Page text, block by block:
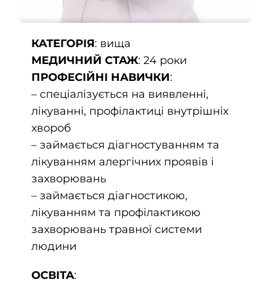
КАТЕГОРІЯ: вища
МЕДИЧНИЙ СТАЖ: 24 роки
ПРОФЕСІЙНІ НАВИЧКИ:
– спеціалізується на виявленні,
лікуванні, профілактиці внутрішніх
хвороб
– займається діагностуванням та
лікуванням алергічних проявів і
захворювань
– займається діагностикою,
лікуванням та профілактикою
захворювань травної системи
людини
ОСВІТА: